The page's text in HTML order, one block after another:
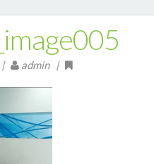
admin |